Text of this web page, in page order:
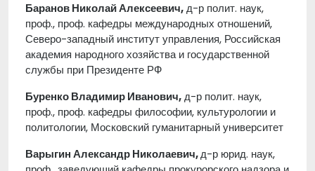
Баранов Николай Алексеевич,д-р полит. наук,
проф., проф. кафедры международных отношений,
Северо-западный институт управления, Российская
академия народного хозяйства и государственной
службы при Президенте РФ
Буренко Владимир Иванович,д-р полит. наук,
проф., проф. кафедры философии, культурологии и
политологии, Московский гуманитарный университет
Варыгин Александр Николаевич,д-р юрид. наук,